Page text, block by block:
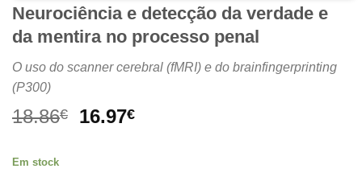
Neurociência e detecção da verdade e
da mentira no processo penal
O uso do scanner cerebral (fMRI) e do brainfingerprinting
(P300)
18.86€
O
16.97€O
Em stock